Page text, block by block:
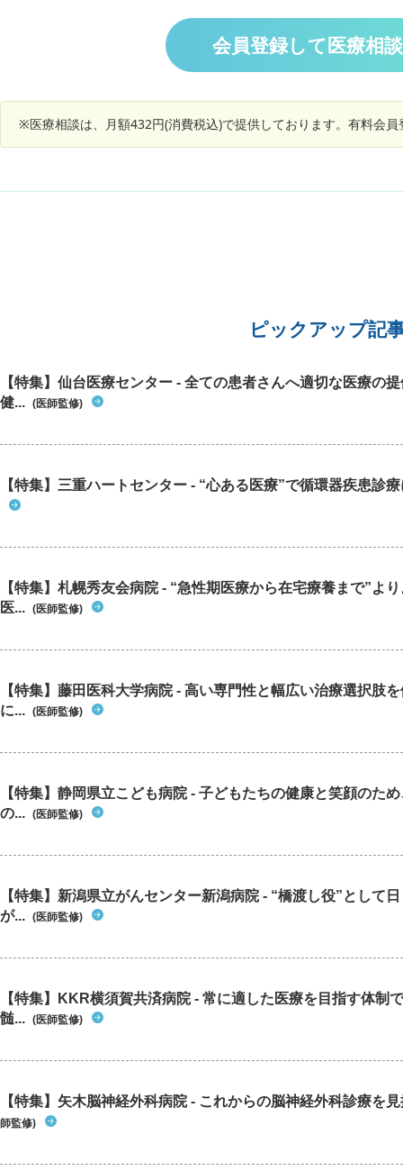
も痛み
いよう
治療ら
いまし
は、す
を消し
のせい
い致し
会員登録して医療相
※医療相談は、月額432円(消費税込)で提供しております。有料会
ピックアップ記
【特集】仙台医療センター - 全ての患者さんへ適切な医療の
健... (医師監修)
【特集】三重ハートセンター - “心ある医療”で循環器疾患診
【特集】札幌秀友会病院 - “急性期医療から在宅療養まで”よ
医... (医師監修)
【特集】藤田医科大学病院 - 高い専門性と幅広い治療選択肢
に... (医師監修)
【特集】静岡県立こども病院 - 子どもたちの健康と笑顔のた
の... (医師監修)
【特集】新潟県立がんセンター新潟病院 - “橋渡し役”として
が... (医師監修)
【特集】KKR横須賀共済病院 - 常に適した医療を目指す体制
髄... (医師監修)
【特集】矢木脳神経外科病院 - これからの脳神経外科診療を
師監修)